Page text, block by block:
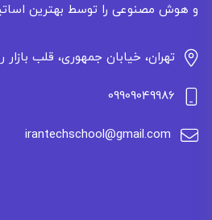
و هوش مصنوعی را توسط بهترین
تهران، خیابان جمهوری، قلب بازار
09909049986
irantechschool@gmail.com